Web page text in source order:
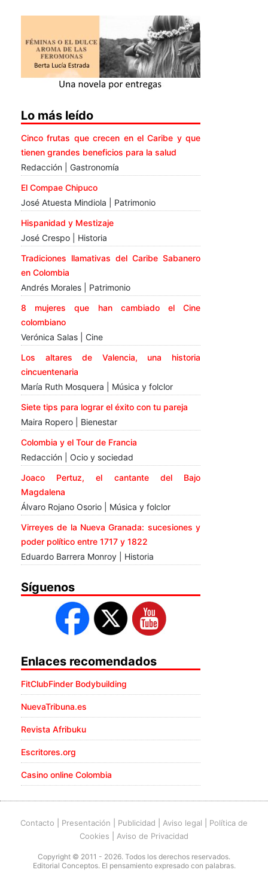
Lo más leído
Cinco frutas que crecen en el Caribe y que
tienen grandes beneficios para la salud
Redacción | Gastronomía
El Compae Chipuco
José Atuesta Mindiola | Patrimonio
Hispanidad y Mestizaje
José Crespo | Historia
Tradiciones llamativas del Caribe Sabanero
en Colombia
Andrés Morales | Patrimonio
8 mujeres que han cambiado el Cine
colombiano
Verónica Salas | Cine
Los altares de Valencia, una historia
cincuentenaria
María Ruth Mosquera | Música y folclor
Siete tips para lograr el éxito con tu pareja
Maira Ropero | Bienestar
Colombia y el Tour de Francia
Redacción | Ocio y sociedad
Joaco Pertuz, el cantante del Bajo
Magdalena
Álvaro Rojano Osorio | Música y folclor
Virreyes de la Nueva Granada: sucesiones y
poder político entre 1717 y 1822
Eduardo Barrera Monroy | Historia
Síguenos
Enlaces recomendados
FitClubFinder Bodybuilding
NuevaTribuna.es
Revista Afribuku
Escritores.org
Casino online Colombia
Contacto Presentación Publicidad Aviso legal
Política de
Cookies
Aviso de Privacidad
Copyright © 2011 - 2026. Todos los derechos reservados.
Editorial Conceptos. El pensamiento expresado con palabras.